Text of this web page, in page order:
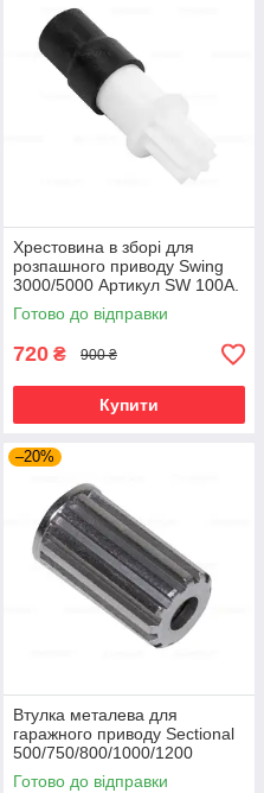
Хрестовина в зборі для
розпашного приводу Swing
3000/5000 Артикул SW 100A.
Готово до відправки
720 ₴ 900 ₴
Купити
–20%
Втулка металева для
гаражного приводу Sectional
500/750/800/1000/1200
Артикул DHG015.
Готово до відправки